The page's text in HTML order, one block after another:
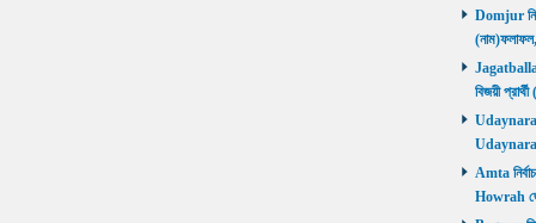
Domjur
বিজয়ী
Amta
Howrah